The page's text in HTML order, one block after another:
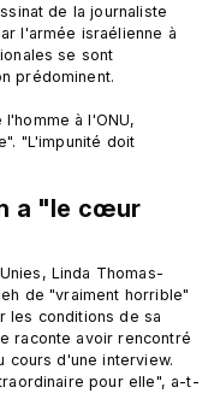
de la journaliste
l'armée israélienne à
se sont
prédominent.
à l'ONU,
"L'impunité doit
a "le cœur
Linda Thomas-
de "vraiment horrible"
les conditions de sa
raconte avoir rencontré
cours d'une interview.
pour elle", a-t-